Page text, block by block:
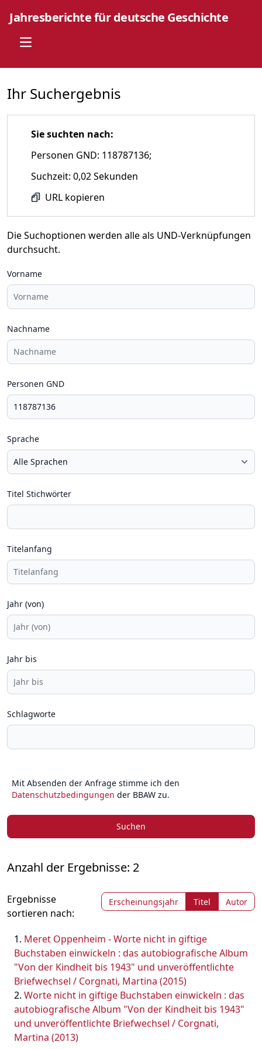
Jahresberichte für deutsche Geschichte
Open main menu
Ihr Suchergebnis
Sie suchten nach:
Personen GND: 118787136;
Suchzeit: 0,02 Sekunden
URL kopieren
Die Suchoptionen werden alle als UND-Verknüpfungen
durchsucht.
Vorname
Nachname
Personen GND
Sprache
Titel Stichwörter
Titelanfang
Jahr (von)
Jahr bis
Schlagworte
Mit Absenden der Anfrage stimme ich den
Datenschutzbedingungen der BBAW zu.
Suchen
Anzahl der Ergebnisse: 2
Ergebnisse
sortieren nach:
Erscheinungsjahr Titel Autor
Meret Oppenheim - Worte nicht in giftige
Buchstaben einwickeln : das autobiografische Album
"Von der Kindheit bis 1943" und unveröffentlichte
Briefwechsel / Corgnati, Martina (2015)
Worte nicht in giftige Buchstaben einwickeln : das
autobiografische Album "Von der Kindheit bis 1943"
und unveröffentlichte Briefwechsel / Corgnati,
Martina (2013)